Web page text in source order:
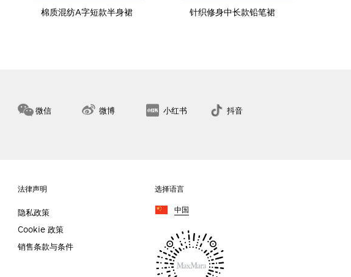
棉质混纺A字短款半身裙 针织修身中长款铅笔裙
34 36 42 44 46
微信 微博 小红书 抖音
法律声明
隐私政策
Cookie 政策
销售条款与条件
选择语言
中国